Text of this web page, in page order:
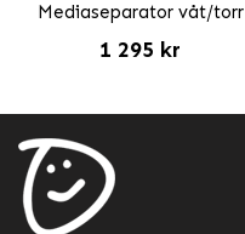
Mediaseparator våt/torr
1 295 kr